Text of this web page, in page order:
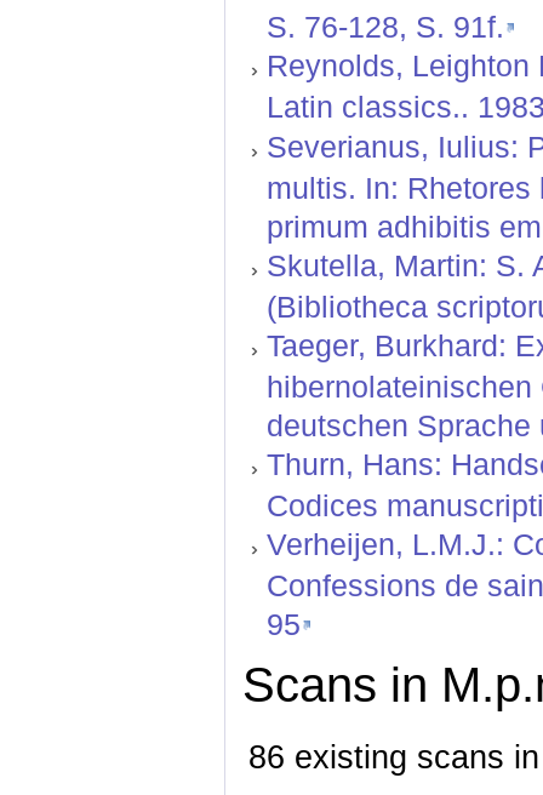
S. 76-128, S. 91f.
Reynolds, Leighton
Latin classics..
Severianus, Iulius:
multis. In:
primum adhibitis
Skutella, Martin: S.
(Bibliotheca
Taeger, Burkhard:
hibernolateinischen
deutschen Sprache
Thurn, Hans:
Codices
Verheijen, L.M.J.:
Confessions de
95
Scans in
86 existing scans